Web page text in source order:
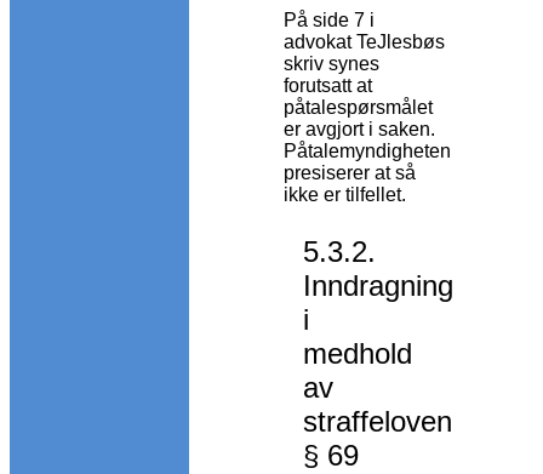
På side 7 i
advokat TeJlesbøs
skriv synes
forutsatt at
påtalespørsmålet
er avgjort i saken.
Påtalemyndigheten
presiserer at så
ikke er tilfellet.
5.3.2.
Inndragning
i
medhold
av
straffeloven
§ 69